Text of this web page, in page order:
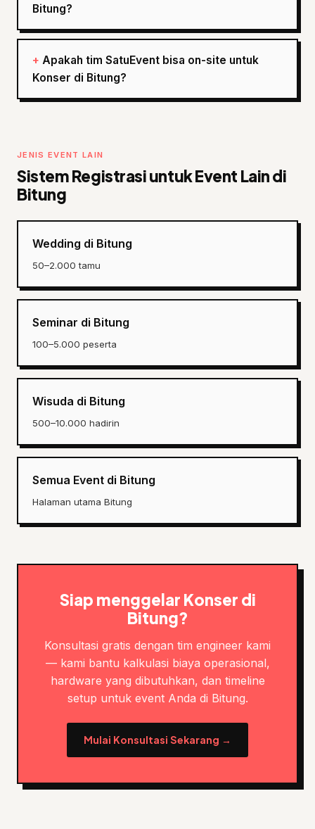
Bitung?
Apakah tim SatuEvent bisa on-site untuk
Konser di Bitung?
JENIS EVENT LAIN
Sistem Registrasi untuk Event Lain di
Bitung
Wedding di Bitung
50–2.000 tamu
Seminar di Bitung
100–5.000 peserta
Wisuda di Bitung
500–10.000 hadirin
Semua Event di Bitung
Halaman utama Bitung
Siap menggelar Konser di
Bitung?
Konsultasi gratis dengan tim engineer kami
— kami bantu kalkulasi biaya operasional,
hardware yang dibutuhkan, dan timeline
setup untuk event Anda di Bitung.
Mulai Konsultasi Sekarang →